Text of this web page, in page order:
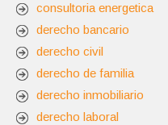
consultoria energetica
derecho bancario
derecho civil
derecho de familia
derecho inmobiliario
derecho laboral